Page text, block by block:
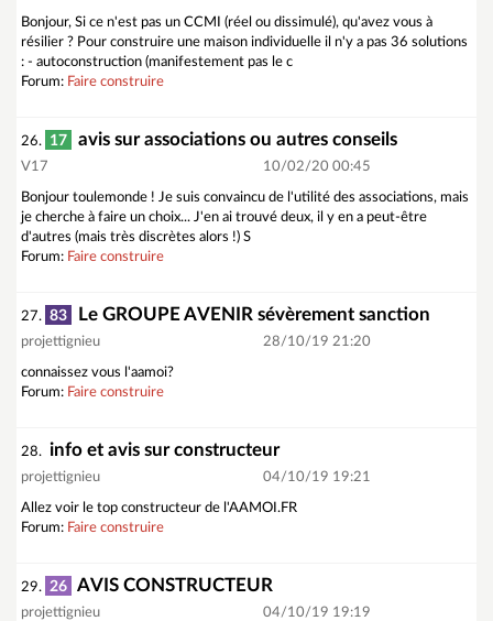
Bonjour, Si ce n'est pas un CCMI (réel ou dissimulé), qu'avez vous à
résilier ? Pour construire une maison individuelle il n'y a pas 36 solutions
: - autoconstruction (manifestement pas le c
Forum: Faire construire
26. 17 avis sur associations ou autres conseils
V17 10/02/20 00:45
Bonjour toulemonde ! Je suis convaincu de l'utilité des associations, mais
je cherche à faire un choix... J'en ai trouvé deux, il y en a peut-être
d'autres (mais très discrètes alors !) S
Forum: Faire construire
27. 83 Le GROUPE AVENIR sévèrement sanction
projettignieu 28/10/19 21:20
connaissez vous l'aamoi?
Forum: Faire construire
28. info et avis sur constructeur
projettignieu 04/10/19 19:21
Allez voir le top constructeur de l'AAMOI.FR
Forum: Faire construire
29. 26 AVIS CONSTRUCTEUR
projettignieu 04/10/19 19:19